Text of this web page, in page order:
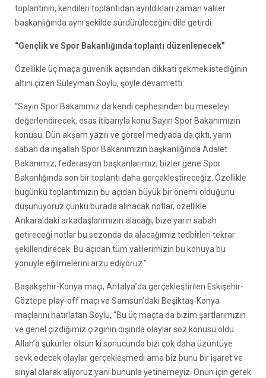
toplantının, kendileri toplantıdan ayrıldıkları zaman valiler
başkanlığında aynı şekilde sürdürüleceğini dile getirdi.
“Gençlik ve Spor Bakanlığında toplantı düzenlenecek”
Özellikle üç maça güvenlik açısından dikkati çekmek istediğinin
altını çizen Süleyman Soylu, şöyle devam etti:
“Sayın Spor Bakanımız da kendi cephesinden bu meseleyi
değerlendirecek, esas itibarıyla konu Sayın Spor Bakanımızın
konusu. Dün akşam yazılı ve görsel medyada da çıktı, yarın
sabah da inşallah Spor Bakanımızın başkanlığında Adalet
Bakanımız, federasyon başkanlarımız, bizler gene Spor
Bakanlığında son bir toplantı daha gerçekleştireceğiz. Özellikle
bugünkü toplantımızın bu açıdan büyük bir önemi olduğunu
düşünüyoruz çünkü burada alınacak notlar, özellikle
Ankara’daki arkadaşlarımızın alacağı, bize yarın sabah
getireceği notlar bu sezonda da alacağımız tedbirleri tekrar
şekillendirecek. Bu açıdan tüm valilerimizin bu konuya bu
yönüyle eğilmelerini arzu ediyoruz.”
Başakşehir-Konya maçı, Antalya’da gerçekleştirilen Eskişehir-
Göztepe play-off maçı ve Samsun’daki Beşiktaş-Konya
maçlarını hatırlatan Soylu, “Bu üç maçta da bizim şartlarımızın
ve genel çizdiğimiz çizginin dışında olaylar söz konusu oldu.
Allah’a şükürler olsun ki sonucunda bizi çok daha üzüntüye
sevk edecek olaylar gerçekleşmedi ama biz bunu bir işaret ve
sinyal olarak alıyoruz yani bununla yetinemeyiz. Onun için gerek